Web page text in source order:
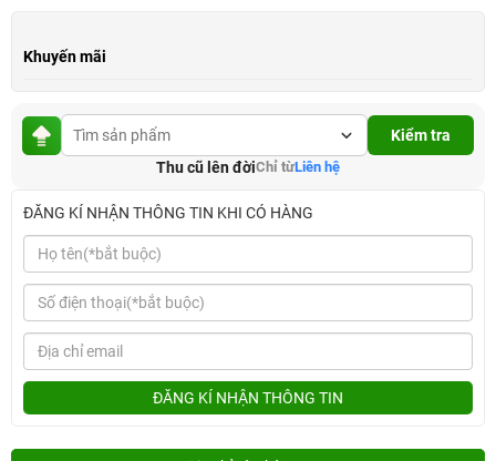
Khuyến mãi
Kiểm tra
Thu cũ lên đờiChỉ từLiên hệ
ĐĂNG KÍ NHẬN THÔNG TIN KHI CÓ HÀNG
ĐĂNG KÍ NHẬN THÔNG TIN